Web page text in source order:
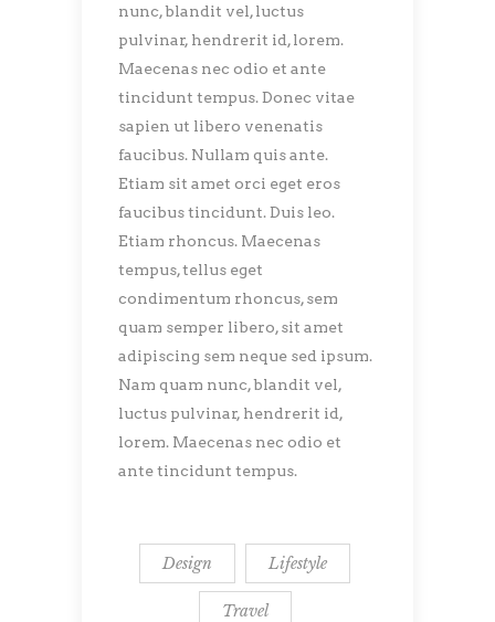
nunc, blandit vel, luctus
pulvinar, hendrerit id, lorem.
Maecenas nec odio et ante
tincidunt tempus. Donec vitae
sapien ut libero venenatis
faucibus. Nullam quis ante.
Etiam sit amet orci eget eros
faucibus tincidunt. Duis leo.
Etiam rhoncus. Maecenas
tempus, tellus eget
condimentum rhoncus, sem
quam semper libero, sit amet
adipiscing sem neque sed ipsum.
Nam quam nunc, blandit vel,
luctus pulvinar, hendrerit id,
lorem. Maecenas nec odio et
ante tincidunt tempus.
Design Lifestyle
Travel